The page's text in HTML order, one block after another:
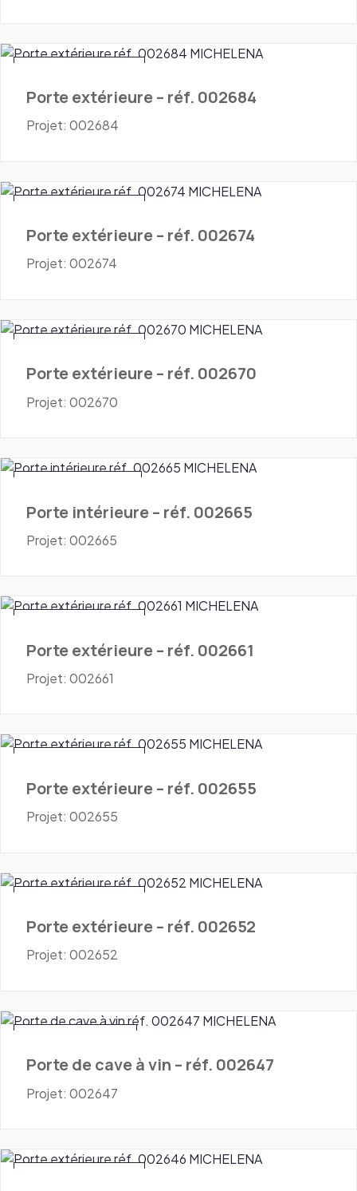
Porte extérieure – réf. 002684
Projet: 002684
Porte extérieure – réf. 002674
Projet: 002674
Porte extérieure – réf. 002670
Projet: 002670
Porte intérieure – réf. 002665
Projet: 002665
Porte extérieure – réf. 002661
Projet: 002661
Porte extérieure – réf. 002655
Projet: 002655
Porte extérieure – réf. 002652
Projet: 002652
Porte de cave à vin – réf. 002647
Projet: 002647